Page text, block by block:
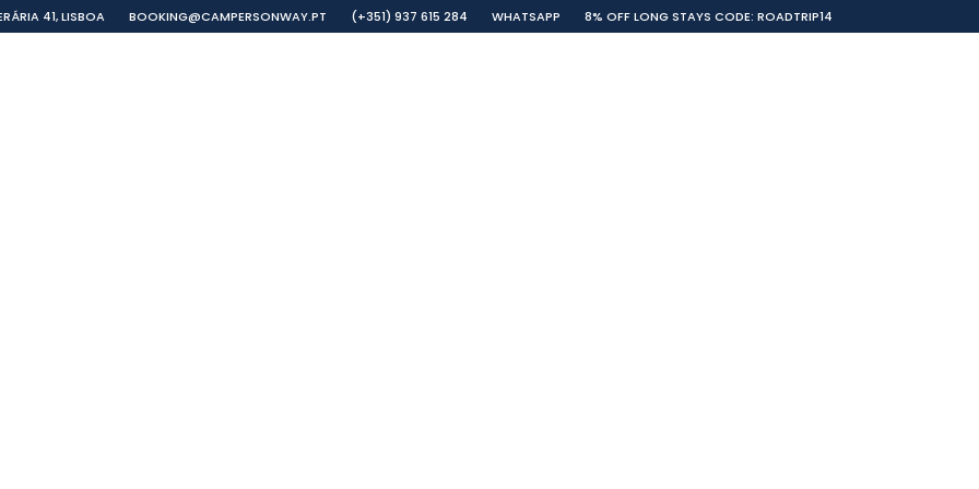
41, LISBOA BOOKING@CAMPERSONWAY.PT (+351) 937 615 284 WHATSAPP 8% OFF LONG STAYS CODE: ROADTRIP14